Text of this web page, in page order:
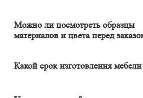
Можно ли посмотреть образцы
материалов и цвета перед
месте в собственном освещении увидеть,
Какой срок изготовления мебели